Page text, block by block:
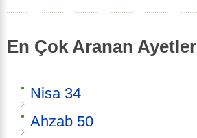
En Çok Aranan Ayetler
Nisa 34
Ahzab 50